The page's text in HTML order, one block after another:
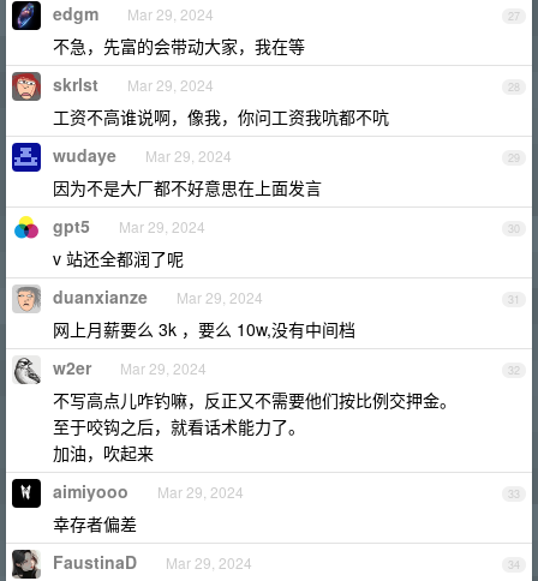
27
edgm Mar 29, 2024
不急，先富的会带动大家，我在等
28
skrlst Mar 29, 2024
工资不高谁说啊，像我，你问工资我吭都不吭
29
wudaye Mar 29, 2024
因为不是大厂都不好意思在上面发言
30
gpt5 Mar 29, 2024
v 站还全都润了呢
31
duanxianze Mar 29, 2024
网上月薪要么 3k ，要么 10w,没有中间档
32
w2er Mar 29, 2024
不写高点儿咋钓嘛，反正又不需要他们按比例交押金。
至于咬钩之后，就看话术能力了。
加油，吹起来
33
aimiyooo Mar 29, 2024
幸存者偏差
34
FaustinaD Mar 29, 2024